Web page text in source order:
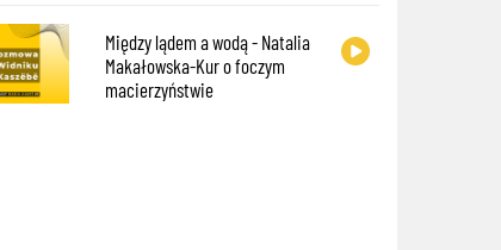
Między lądem a wodą - Natalia
Makałowska-Kur o foczym
macierzyństwie